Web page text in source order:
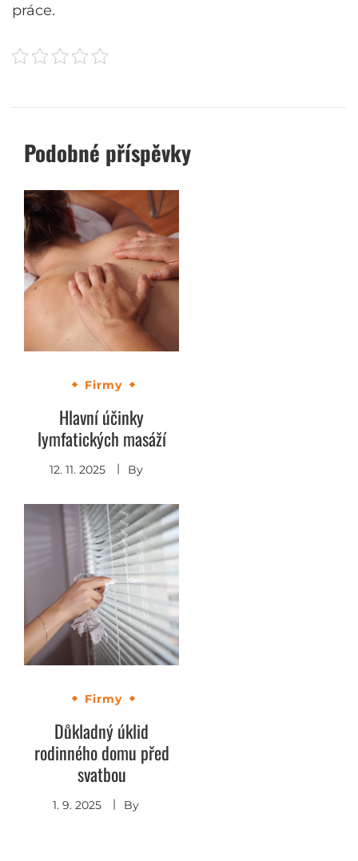
práce.
Podobné příspěvky
Firmy
Hlavní účinky
lymfatických masáží
12. 11. 2025 By
Firmy
Důkladný úklid
rodinného domu před
svatbou
1. 9. 2025 By